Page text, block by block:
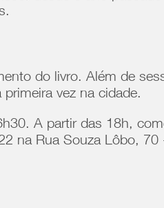
do livro. Além de
vez na cidade.
A partir das 18h,
na Rua Souza Lôbo,